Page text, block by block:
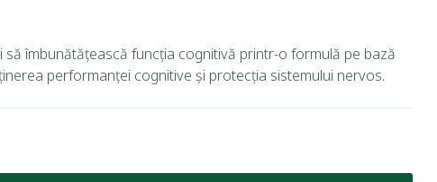
îmbunătățească funcția cognitivă printr-o formulă pe bază
performanței cognitive și protecția sistemului nervos.